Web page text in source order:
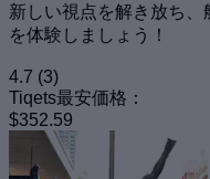
新しい視点を解き放ち
を体験しましょう！
4.7 (3)
Tiqets最安価格：
$352.59